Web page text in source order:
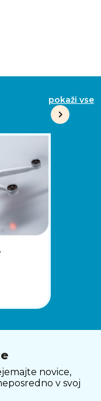
pokaži vse
novice,
v svoj